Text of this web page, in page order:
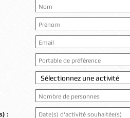
Date(s) souhaitée(s) :